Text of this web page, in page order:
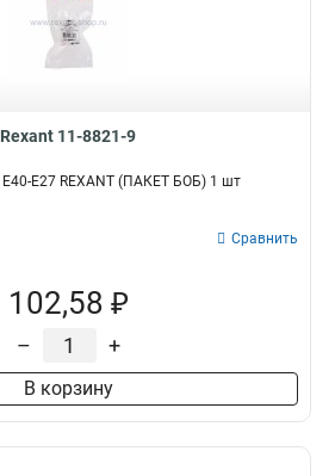
Rexant 11-8821-9
Е27 REXANT (ПАКЕТ БОБ) 1 шт
Сравнить
102,58 ₽
– +
В корзину